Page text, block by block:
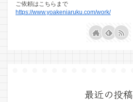
ご依頼はこちらまで
https://www.yoakeniaruku.com/work/
最近の投稿